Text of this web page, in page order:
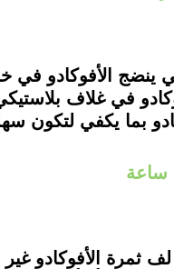
ينضج الأفوكادو
في غلاف
بما يكفي لتكون